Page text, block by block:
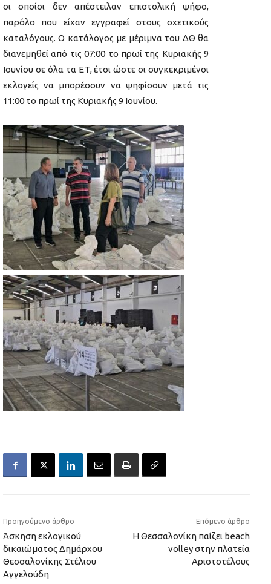
οι οποίοι δεν απέστειλαν επιστολική ψήφο,
παρόλο που είχαν εγγραφεί στους σχετικούς
καταλόγους. Ο κατάλογος με μέριμνα του ΔΘ θα
διανεμηθεί από τις 07:00 το πρωί της Κυριακής 9
Ιουνίου σε όλα τα ΕΤ, έτσι ώστε οι συγκεκριμένοι
εκλογείς να μπορέσουν να ψηφίσουν μετά τις
11:00 το πρωί της Κυριακής 9 Ιουνίου.
Προηγούμενο άρθρο
Άσκηση εκλογικού
δικαιώματος Δημάρχου
Θεσσαλονίκης Στέλιου
Αγγελούδη
Επόμενο άρθρο
Η Θεσσαλονίκη παίζει beach
volley στην πλατεία
Αριστοτέλους